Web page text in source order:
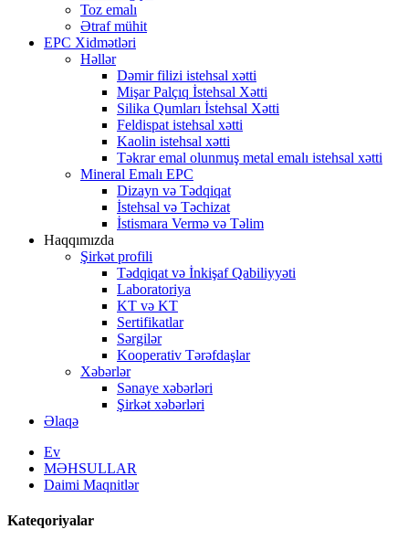
Toz emalı
Ətraf mühit
EPC Xidmətləri
Həllər
Dəmir filizi istehsal xətti
Mişar Palçıq İstehsal Xətti
Silika Qumları İstehsal Xətti
Feldispat istehsal xətti
Kaolin istehsal xətti
Təkrar emal olunmuş metal emalı istehsal xətti
Mineral Emalı EPC
Dizayn və Tədqiqat
İstehsal və Təchizat
İstismara Vermə və Təlim
Haqqımızda
Şirkət profili
Tədqiqat və İnkişaf Qabiliyyəti
Laboratoriya
KT və KT
Sertifikatlar
Sərgilər
Kooperativ Tərəfdaşlar
Xəbərlər
Sənaye xəbərləri
Şirkət xəbərləri
Əlaqə
Ev
MƏHSULLAR
Daimi Maqnitlər
Kateqoriyalar